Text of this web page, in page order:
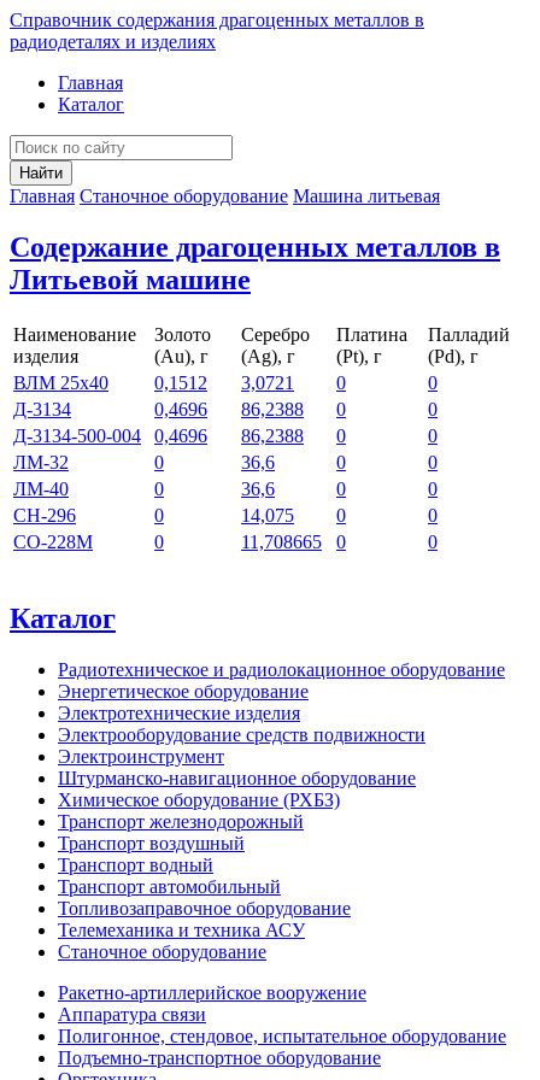
Справочник содержания драгоценных металлов в
радиодеталях и изделиях
Главная
Каталог
Найти
Главная Станочное оборудование Машина литьевая
Содержание драгоценных металлов в
Литьевой машине
Наименование
изделия
Золото
(Au), г
Серебро
(Ag), г
Платина
(Pt), г
Палладий
(Pd), г
ВЛМ 25х40
0,1512 3,0721 0
0
Д-3134
0,4696 86,2388 0
0
Д-3134-500-004
0,4696 86,2388 0
0
ЛМ-32
0 36,6 0
0
ЛМ-40
0 36,6 0
0
СН-296
0 14,075 0
0
СО-228М
0 11,708665 0 0
Каталог
Радиотехническое и радиолокационное оборудование
Энергетическое оборудование
Электротехнические изделия
Электрооборудование средств подвижности
Электроинструмент
Штурманско-навигационное оборудование
Химическое оборудование (РХБЗ)
Транспорт железнодорожный
Транспорт воздушный
Транспорт водный
Транспорт автомобильный
Топливозаправочное оборудование
Телемеханика и техника АСУ
Станочное оборудование
Ракетно-артиллерийское вооружение
Аппаратура связи
Полигонное, стендовое, испытательное оборудование
Подъемно-транспортное оборудование